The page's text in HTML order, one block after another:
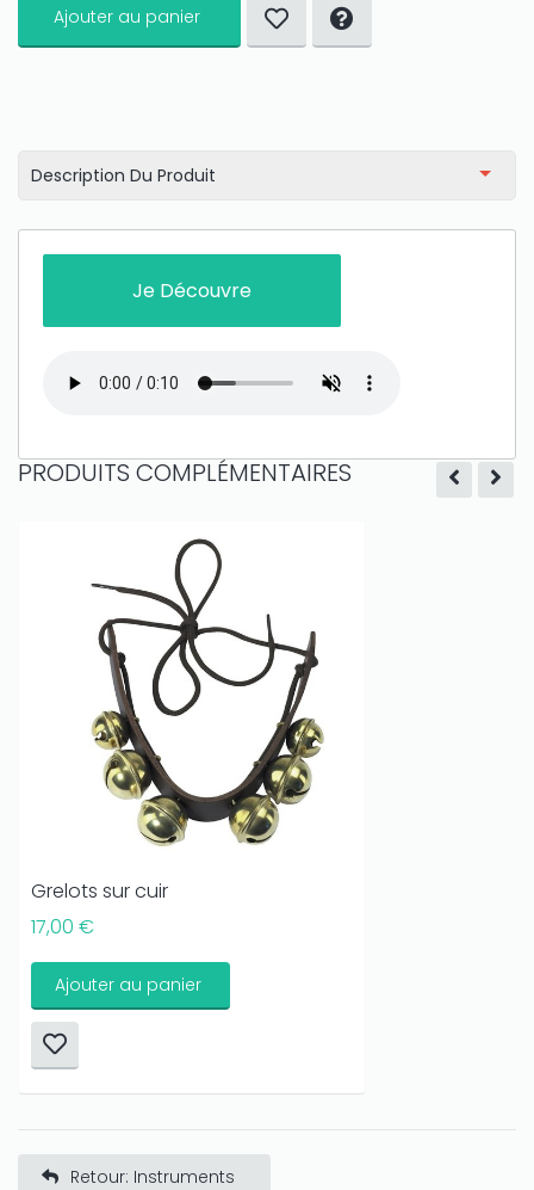
Ajouter au panier
Description Du Produit
Je Découvre
PRODUITS COMPLÉMENTAIRES
Grelots sur cuir
17,00 €
Ajouter au panier
Retour: Instruments
amount on your credits!